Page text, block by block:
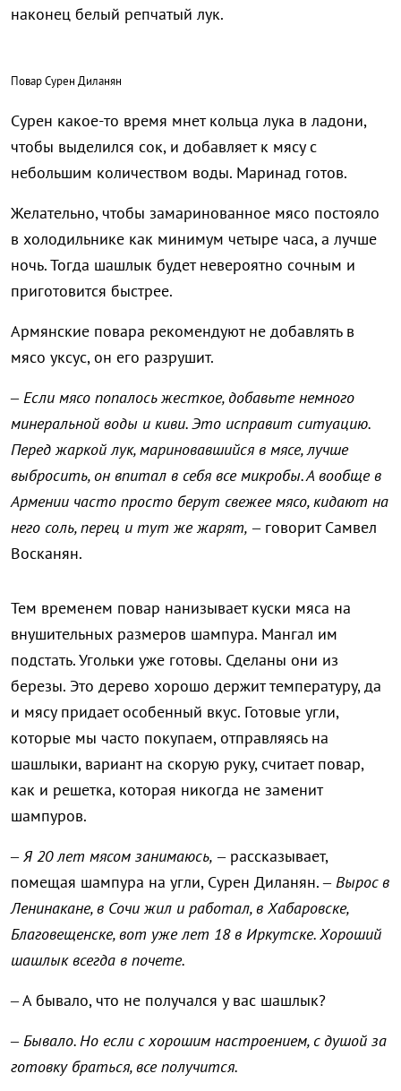
наконец белый репчатый лук.
Повар Сурен Диланян
Сурен какое-то время мнет кольца лука в ладони,
чтобы выделился сок, и добавляет к мясу с
небольшим количеством воды. Маринад готов.
Желательно, чтобы замаринованное мясо постояло
в холодильнике как минимум четыре часа, а лучше
ночь. Тогда шашлык будет невероятно сочным и
приготовится быстрее.
Армянские повара рекомендуют не добавлять в
мясо уксус, он его разрушит.
–Если мясо попалось жесткое, добавьте немного
минеральной воды и киви. Это исправит ситуацию.
Перед жаркой лук, мариновавшийся в мясе, лучше
выбросить, он впитал в себя все микробы. А вообще в
Армении часто просто берут свежее мясо, кидают на
него соль, перец и тут же жарят, – говорит Самвел
Восканян.
Тем временем повар нанизывает куски мяса на
внушительных размеров шампура. Мангал им
подстать. Угольки уже готовы. Сделаны они из
березы. Это дерево хорошо держит температуру, да
и мясу придает особенный вкус. Готовые угли,
которые мы часто покупаем, отправляясь на
шашлыки, вариант на скорую руку, считает повар,
как и решетка, которая никогда не заменит
шампуров.
– Я 20 лет мясом занимаюсь, – рассказывает,
помещая шампура на угли, Сурен Диланян. –Вырос в
Ленинакане, в Сочи жил и работал, в Хабаровске,
Благовещенске, вот уже лет 18 в Иркутске. Хороший
шашлык всегда в почете.
– А бывало, что не получался у вас шашлык?
– Бывало. Но если с хорошим настроением, с душой за
готовку браться, все получится.